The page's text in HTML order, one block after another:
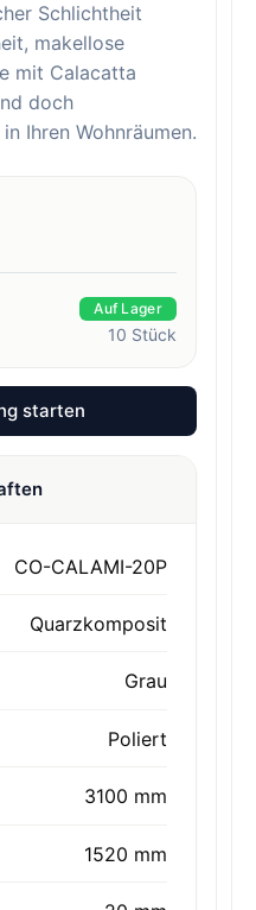
Schlichtheit
makellose
mit Calacatta
doch
Ihren Wohnräumen.
Auf Lager
10 Stück
starten
CO-CALAMI-20P
Quarzkomposit
Grau
Poliert
3100 mm
1520 mm